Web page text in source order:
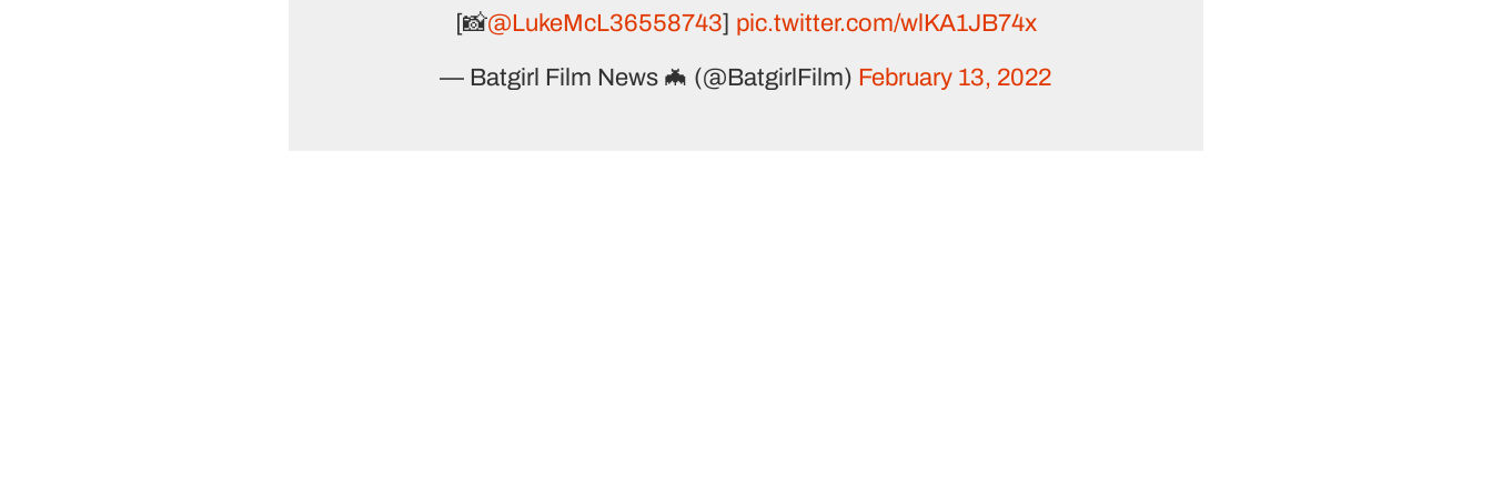
[📸@LukeMcL36558743] pic.twitter.com/wlKA1JB74x
— Batgirl Film News 🦇 (@BatgirlFilm) February 13, 2022